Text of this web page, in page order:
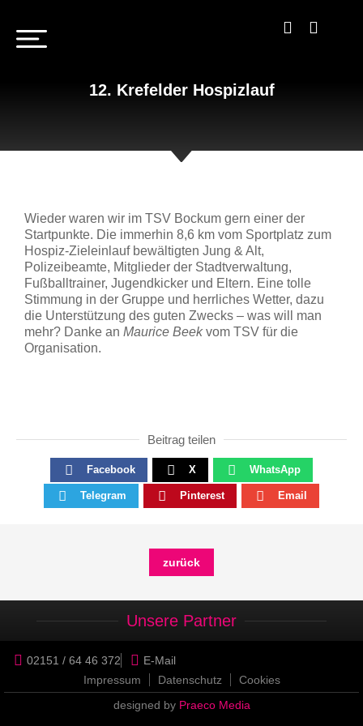
12. Krefelder Hospizlauf
Wieder waren wir im TSV Bockum gern einer der
Startpunkte. Die immerhin 8,6 km vom Sportplatz zum
Hospiz-Zieleinlauf bewältigten Jung & Alt,
Polizeibeamte, Mitglieder der Stadtverwaltung,
Fußballtrainer, Jugendkicker und Eltern. Eine tolle
Stimmung in der Gruppe und herrliches Wetter, dazu
die Unterstützung des guten Zwecks – was will man
mehr? Danke an Maurice Beekvom TSV für die
Organisation.
Beitrag teilen
Facebook X WhatsApp
Telegram Pinterest Email
zurück
Unsere Partner
02151 / 64 46 372
E-Mail
Impressum
Datenschutz
Cookies
designed by Praeco Media